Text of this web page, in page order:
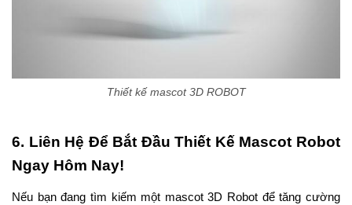
Thiết kế mascot 3D ROBOT
6. Liên Hệ Để Bắt Đầu Thiết Kế Mascot Robot
Ngay Hôm Nay!
Nếu bạn đang tìm kiếm một mascot 3D Robot để tăng cường